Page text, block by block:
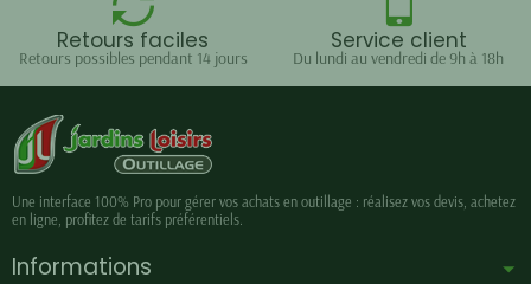
Retours faciles
Retours possibles pendant 14 jours
Service client
Du lundi au vendredi de 9h à 18h
Une interface 100% Pro pour gérer vos achats en outillage : réalisez vos devis, achetez
en ligne, profitez de tarifs préférentiels.
Informations